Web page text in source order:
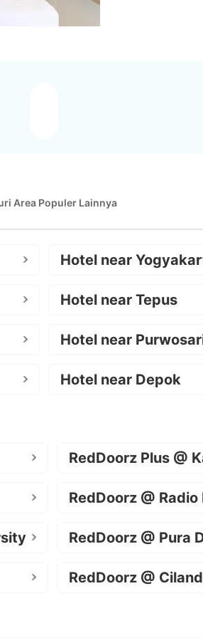
Area Populer Lainnya
Hotel near
Hotel near Tepus
Hotel near
Hotel near Depok
RedDoorz Plus @
RedDoorz @ Radio
RedDoorz @ Pura
RedDoorz @